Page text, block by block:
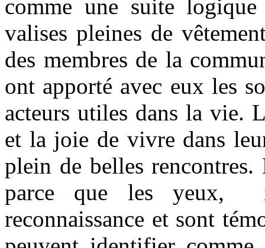
comme une suite
valises pleines de
des membres de la
ont apporté avec eux les
acteurs utiles dans la vie.
et la joie de vivre dans
plein de belles
parce que les yeux,
reconnaissance et sont